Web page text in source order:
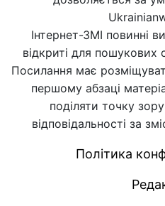
Інтернет-ЗМІ повинні
відкриті для пошукових
Посилання має
першому абзаці
поділяти точку
відповідальності за
Політика